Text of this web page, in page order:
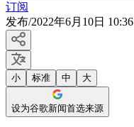
订阅
发布/2022年6月10日 10:36
小 标准 中 大
设为谷歌新闻首选来源